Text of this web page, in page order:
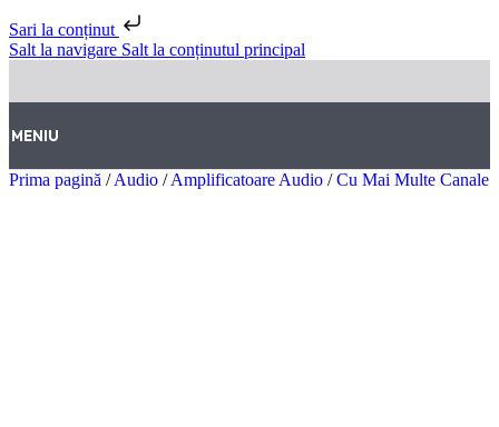
Sari la conținut
Salt la navigare Salt la conținutul principal
MENIU
Prima pagină / Audio / Amplificatoare Audio / Cu Mai Multe Canale